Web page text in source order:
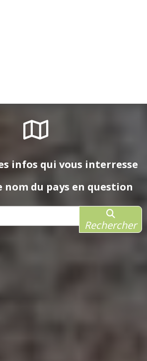
infos qui vous interresse
du pays en question
Rechercher